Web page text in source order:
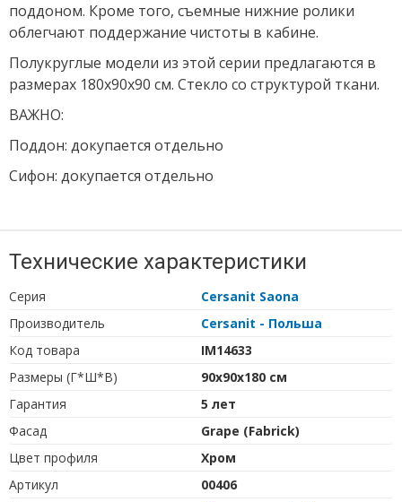
поддоном. Кроме того, съемные нижние ролики
облегчают поддержание чистоты в кабине.
Полукруглые модели из этой серии предлагаются в
размерах 180х90х90 см. Стекло со структурой ткани.
ВАЖНО:
Поддон: докупается отдельно
Сифон: докупается отдельно
Технические характеристики
Серия
Cersanit Saona
Производитель
Cersanit - Польша
Код товара
IM14633
Размеры (Г*Ш*В)
90х90х180 см
Гарантия
5 лет
Фасад
Grape (Fabrick)
Цвет профиля
Хром
Артикул
00406